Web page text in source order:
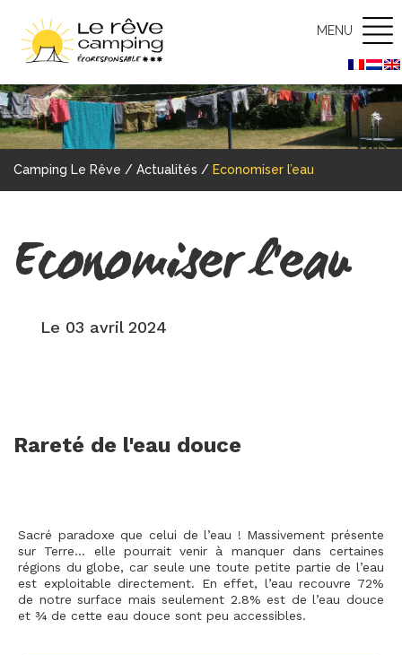
MENU
Camping Le Rêve / Actualités / Economiser l’eau
Economiser l'eau
Le 03 avril 2024
Rareté de l'eau douce
Sacré paradoxe que celui de l’eau ! Massivement présente
sur Terre… elle pourrait venir à manquer dans certaines
régions du globe, car seule une toute petite partie de l’eau
est exploitable directement. En effet, l’eau recouvre 72%
de notre surface mais seulement 2.8% est de l’eau douce
et ¾ de cette eau douce sont peu accessibles.